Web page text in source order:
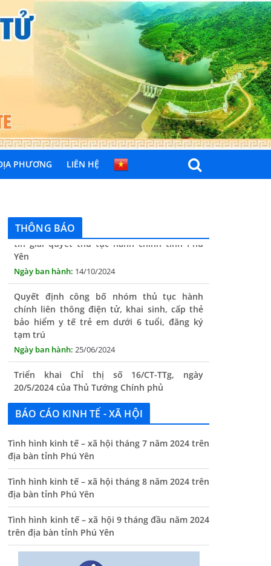
PHƯƠNG LIÊN HỆ
THÔNG BÁO
Quyết định công bố nhóm thủ tục hành
chính liên thông điện tử, khai sinh, cấp thẻ
bảo hiểm y tế trẻ em dưới 6 tuổi, đăng ký
tạm trú
25/06/2024
Triển khai Chỉ thị số 16/CT-TTg, ngày
20/5/2024 của Thủ Tướng Chính phủ
13/06/2024
Tăng cường lãnh đạo, chỉ đạo nâng cao cải
cách hành chính
13/06/2024
Thông báo lịch tiếp công dân định kỳ của Chủ
tịch UBND xã tháng 11/2025
01/11/2025
THÔNG BÁO Niêm yết danh mục dịch vụ công
trực tuyến toàn trình trên Hệ thống thông
tin giải quyết thủ tục hành chính tỉnh Phú
Yên
14/10/2024
BÁO CÁO KINH TẾ - XÃ HỘI
Tình hình kinh tế – xã hội tháng 7 năm 2024 trên
địa bàn tỉnh Phú Yên
Tình hình kinh tế – xã hội tháng 8 năm 2024 trên
địa bàn tỉnh Phú Yên
Tình hình kinh tế – xã hội 9 tháng đầu năm 2024
trên địa bàn tỉnh Phú Yên